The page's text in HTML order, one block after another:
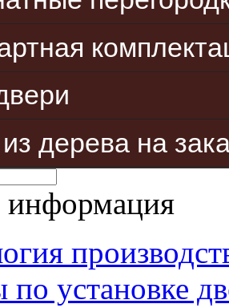
дерева на
информация
по установке